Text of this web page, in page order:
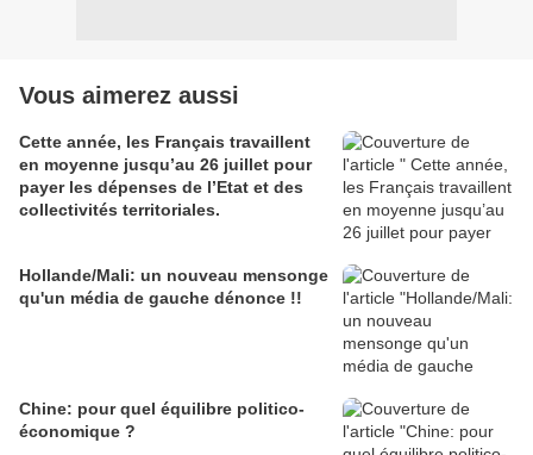
Vous aimerez aussi
Cette année, les Français travaillent
en moyenne jusqu’au 26 juillet pour
payer les dépenses de l’Etat et des
collectivités territoriales.
Hollande/Mali: un nouveau mensonge
qu'un média de gauche dénonce !!
Chine: pour quel équilibre politico-
économique ?